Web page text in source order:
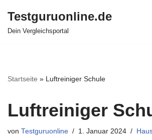
Zum
Testguruonline.de
Dein Vergleichsportal
Startseite » Luftreiniger Schule
Luftreiniger
von Testguruonline 1. Januar 2024